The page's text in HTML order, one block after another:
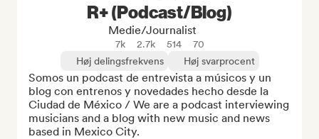
R+ (Podcast/Blog)
Medie/journalist
7k 2.7k 514
70
Høj delingsfrekvens
Høj svarprocent
Somos un podcast de entrevista a músicos y un
blog con entrenos y novedades hecho desde la
Ciudad de México / We are a podcast interviewing
musicians and a blog with new music and news
based in Mexico City.